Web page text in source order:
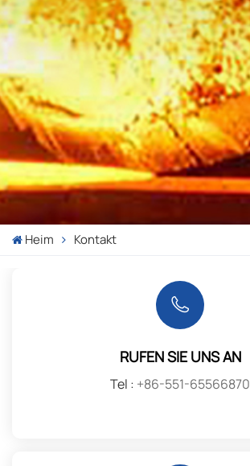
Heim Kontakt
RUFEN SIE UNS AN
Tel : +86-551-65566870